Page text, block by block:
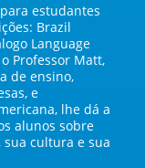
estudantes
Brazil
Language
Professor Matt,
de ensino,
e
lhe dá a
alunos sobre
sua cultura e sua